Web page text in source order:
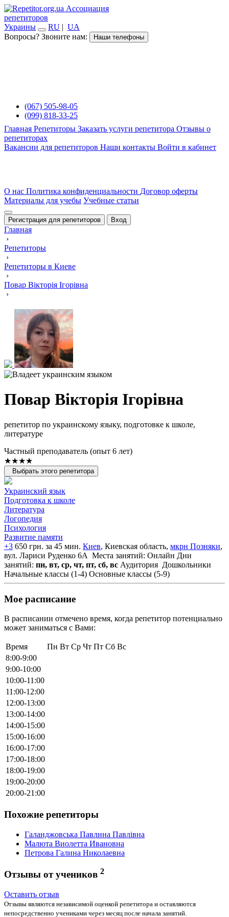
Ассоциация
репетиторов
Украины
RU | UA
Вопросы? Звоните нам:
Наши телефоны
(067) 505-98-05
(099) 818-33-25
Главная Репетиторы Заказать услуги репетитора Отзывы о
репетиторах
Вакансии для репетиторов Наши контакты Войти в кабинет
О нас Политика конфиденциальности Договор оферты
Материалы для учебы Учебные статьи
Регистрация для репетиторов Вход
Главная
›
Репетиторы
›
Репетиторы в Киеве
›
Повар Вікторія Ігорівна
›
Повар Вікторія Ігорівна
репетитор по украинскому языку, подготовке к школе,
литературе
Частный преподаватель (опыт 6 лет)
★★★★
Выбрать этого репетитора
Украинский язык
Подготовка к школе
Литература
Логопедия
Психология
Развитие памяти
+3 650 грн. за 45 мин. Киев, Киевская область, мкрн Позняки,
вул. Лариси Руденко 6А Места занятий: Онлайн Дни
занятий: пн, вт, ср, чт, пт, сб, вс Аудитория Дошкольники
Начальные классы (1-4) Основные классы (5-9)
Мое расписание
В расписании отмечено время, когда репетитор потенциально
может заниматься с Вами:
Время Пн Вт Ср Чт Пт Сб Вс
8:00-9:00
9:00-10:00
10:00-11:00
11:00-12:00
12:00-13:00
13:00-14:00
14:00-15:00
15:00-16:00
16:00-17:00
17:00-18:00
18:00-19:00
19:00-20:00
20:00-21:00
Похожие репетиторы
Галанджовська Павлина Павлівна
Малюта Виолетта Ивановна
Петрова Галина Николаевна
Отзывы от учеников 2
Оставить отзыв
Отзывы являются независимой оценкой репетитора и оставляются
непосредственно учениками через месяц после начала занятий.